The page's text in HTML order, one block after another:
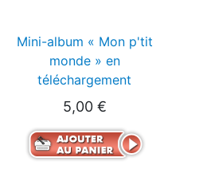
Mini-album « Mon p'tit
monde » en
téléchargement
5,00 €